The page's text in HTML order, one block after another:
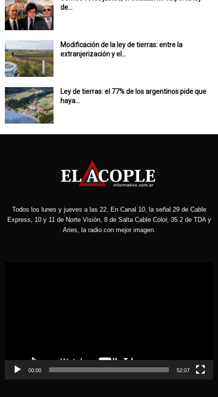
de...
Modificación de la ley de tierras: entre la
extranjerización y el...
Ley de tierras: el 77% de los argentinos pide que
haya...
Todos los lunes y jueves a las 22. En Canal 10, la señal 29 de Cable
Express, 10 y 11 de Norte Visión, 8 de Salta Cable Color, 35.2 de TDA y
Aries, la radio con mejor imagen.
00:00 52:07